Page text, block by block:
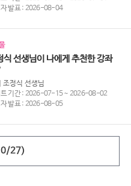
자 발표 : 2026-08-04
식 선생님이 나에게 추천한 강좌
조정식 선생님
트 기간 : 2026-07-15 ~ 2026-08-02
자 발표 : 2026-08-05
/27)